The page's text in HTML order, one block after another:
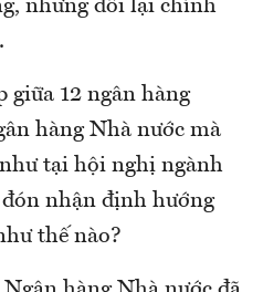
nhưng đổi lại chính
giữa 12 ngân hàng
hàng Nhà nước mà
tại hội nghị ngành
nhận định hướng
thế nào?